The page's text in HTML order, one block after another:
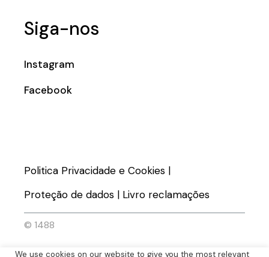
Siga-nos
Instagram
Facebook
Politica Privacidade e Cookies |
Proteção de dados | Livro reclamações
© 1488
We use cookies on our website to give you the most relevant